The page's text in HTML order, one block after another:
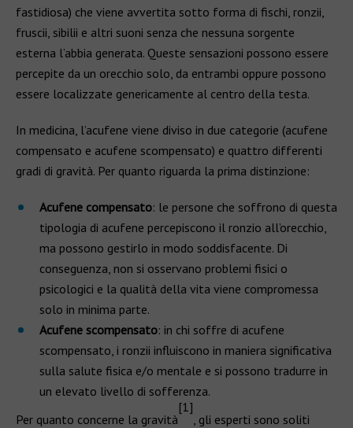
fastidiosa) che viene avvertita sotto forma di fischi, ronzii,
fruscii, sibilii e altri suoni senza che nessuna sorgente
esterna l’abbia generata. Queste sensazioni possono essere
percepite da un orecchio solo, da entrambi oppure possono
essere localizzate genericamente al centro della testa.
In medicina, l’acufene viene diviso in due categorie (acufene
compensato e acufene scompensato) e quattro differenti
gradi di gravità. Per quanto riguarda la prima distinzione:
Acufene compensato: le persone che soffrono di questa
tipologia di acufene percepiscono il ronzio all’orecchio,
ma possono gestirlo in modo soddisfacente. Di
conseguenza, non si osservano problemi fisici o
psicologici e la qualità della vita viene compromessa
solo in minima parte.
Acufene scompensato: in chi soffre di acufene
scompensato, i ronzii influiscono in maniera significativa
sulla salute fisica e/o mentale e si possono tradurre in
un elevato livello di sofferenza.
Per quanto concerne la gravità
[1]
, gli esperti sono soliti